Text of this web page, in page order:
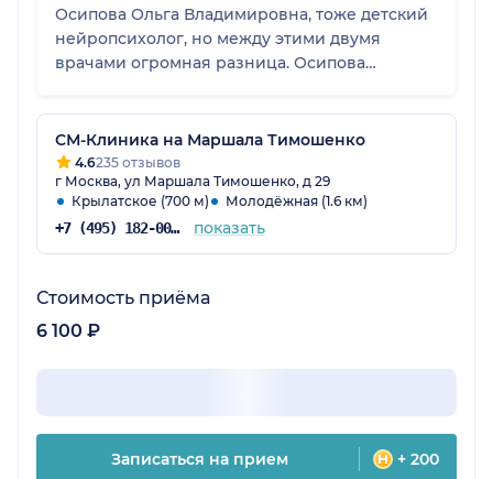
Осипова Ольга Владимировна, тоже детский
нейропсихолог, но между этими двумя
врачами огромная разница. Осипова
образовании. Могу посоветовать на этом
сайте Крушинских как хорошего
специалиста.
СМ-Клиника на Маршала Тимошенко
4.6235 отзывов
г Москва, ул Маршала Тимошенко, д 29
Крылатское (700 м)
Молодёжная (1.6 км)
+7 (495) 182-00-85 показать
Стоимость приёма
6 100 ₽
Записаться на прием + 200